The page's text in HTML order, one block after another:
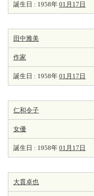
誕生日 : 1958年 01月17日
田中雅美
作家
誕生日 : 1958年 01月17日
仁和令子
女優
誕生日 : 1958年 01月17日
大貫卓也